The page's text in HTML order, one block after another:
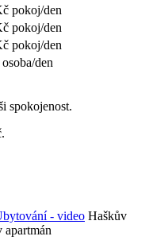
pokoj/den
pokoj/den
pokoj/den
den
spokojenost.
Haškův
apartmán